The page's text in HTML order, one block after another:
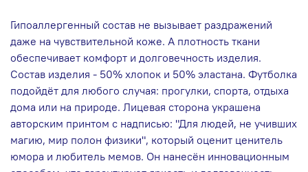
Гипоаллергенный состав не вызывает раздражений
даже на чувствительной коже. А плотность ткани
обеспечивает комфорт и долговечность изделия.
Состав изделия - 50% хлопок и 50% эластана. Футболка
подойдёт для любого случая: прогулки, спорта, отдыха
дома или на природе. Лицевая сторона украшена
авторским принтом с надписью: "Для людей, не учивших
магию, мир полон физики", который оценит ценитель
юмора и любитель мемов. Он нанесён инновационным